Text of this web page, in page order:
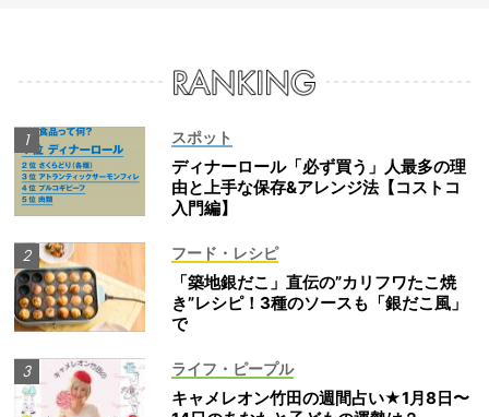
スポット
ディナーロール「必ず買う」人最多の理
由と上手な保存&アレンジ法【コストコ
入門編】
フード・レシピ
「築地銀だこ」直伝の”カリフワたこ焼
き”レシピ！3種のソースも「銀だこ風」
で
ライフ・ピープル
キャメレオン竹田の週間占い★1月8日〜